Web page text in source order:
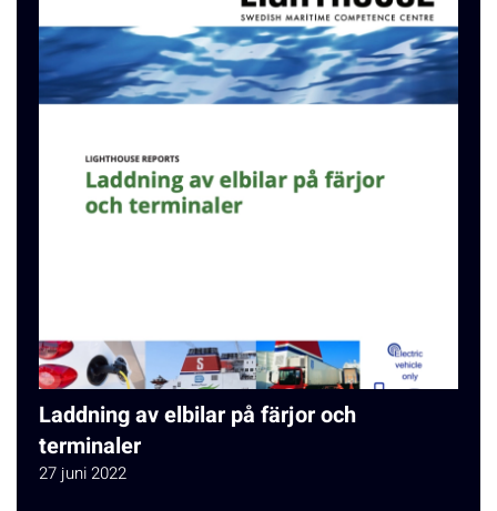
Laddning av elbilar på färjor och
terminaler
27 juni 2022